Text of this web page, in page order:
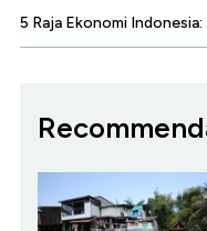
5 Raja Ekonomi